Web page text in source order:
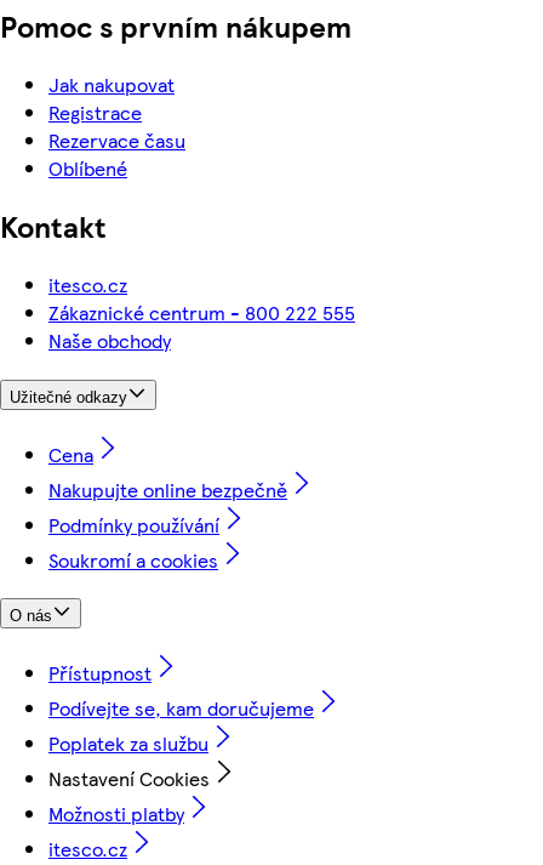
Pomoc s prvním nákupem
Jak nakupovat
Registrace
Rezervace času
Oblíbené
Kontakt
itesco.cz
Zákaznické centrum - 800 222 555
Naše obchody
Užitečné odkazy
Cena
Nakupujte online bezpečně
Podmínky používání
Soukromí a cookies
O nás
Přístupnost
Podívejte se, kam doručujeme
Poplatek za službu
Nastavení Cookies
Možnosti platby
itesco.cz